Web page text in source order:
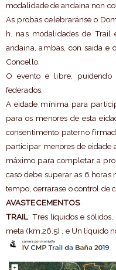
modalidade de andaina non
As probas celebraránse o
h. nas modalidades de
andaina, ambas, con saida e
Concello.
O evento e libre, puidendo
federados.
A eidade mínima para
para os menores de esta
consentimento paterno
participar menores de eidade
máximo para completar a
caso debe superar as 6 horas
tempo, cerrarase o control de
AVASTECEMENTOS
TRAIL: Tres líquidos e
meta (km.26.5) , e Un líquido